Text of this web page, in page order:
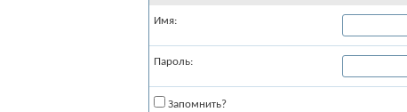
Имя:
Пароль:
Запомнить?